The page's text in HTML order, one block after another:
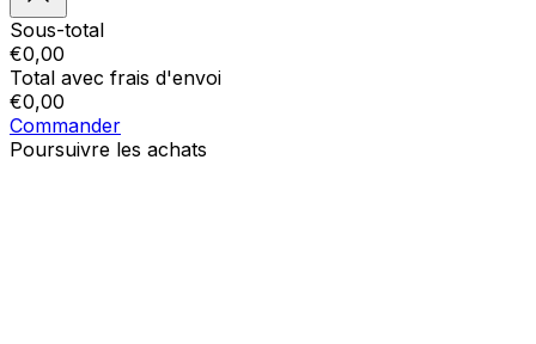
Sous-total
€0,00
Total avec frais d'envoi
€0,00
Commander
Poursuivre les achats